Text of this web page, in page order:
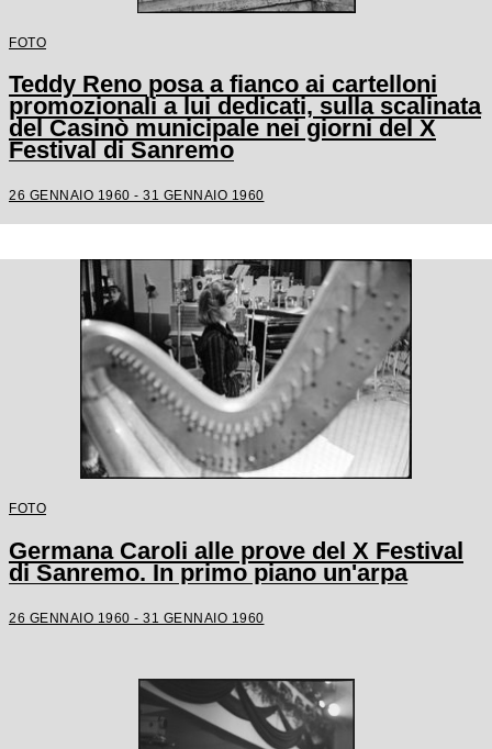
FOTO
Teddy Reno posa a fianco ai cartelloni
promozionali a lui dedicati, sulla scalinata
del Casinò municipale nei giorni del X
Festival di Sanremo
26 GENNAIO 1960 - 31 GENNAIO 1960
FOTO
Germana Caroli alle prove del X Festival
di Sanremo. In primo piano un'arpa
26 GENNAIO 1960 - 31 GENNAIO 1960